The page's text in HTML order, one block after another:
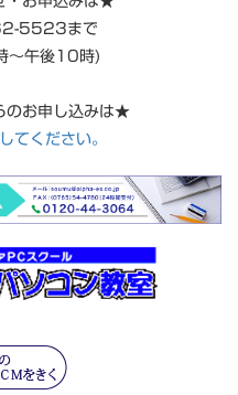
5523まで
～午後10時)
のお申し込みは★
てください。